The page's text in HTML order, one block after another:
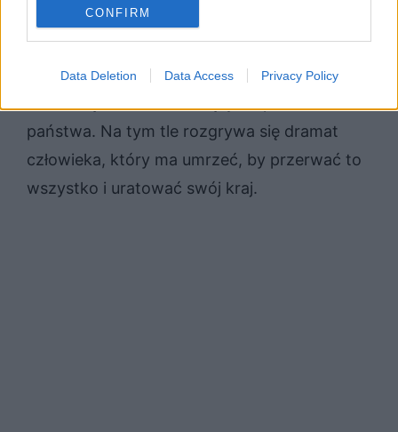
CONFIRM
Data Deletion Data Access Privacy Policy
kraju upadły wszelkie zasady, nie ma w nim
miejsca na moralność, ludzie próbują po
prostu przetrwać. Pojawiają się znaki,
państwa. Na tym tle rozgrywa się dramat
człowieka, który ma umrzeć, by przerwać to
wszystko i uratować swój kraj.